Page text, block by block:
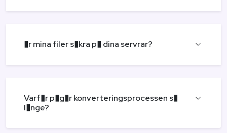
�r mina filer s�kra p� dina servrar?
Varf�r p�g�r konverteringsprocessen s�
l�nge?